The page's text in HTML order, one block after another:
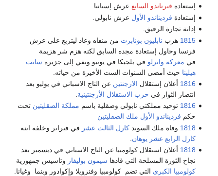
إستعادة فيرناندو السابع عرش إسبانيا
إستعادة فرديناندو الأول عرش نابولي.
إدانة تجارة الرقيق.
1815 هرب نابليون بونابرت من منفاه وعاد ليتربع على عرش
فرنسا وحاول إستعادة مجده السابق لكنه هزم شر هزيمة
في معركة واترلو في بلجيكا في يونيو ونفي إلى جزيرة سانت
هيلينا حيث أمضى السنوات الست الأخيرة من حياته.
1816 أعلان إستقلال الارجنتين عن التاج الاسباني في يوليو بعد
انتصار الثوار في حرب الاستقلال الأرجنتينية
1816 توحيد مملكتي نابولي وصقلية باسم مملكة الصقليتين تحت
حكم فرديناندو الأول ملك الصقليتين
1818 وفاة ملك السويدكارل الثالث عشر في فبراير وخلفه ابنه
كارل الرابع عشر يوهان
1818 أعلان استقلال كولومبيا عن التاج الاسباني في ديسمبر بعد
نجاح الثورة المسلحة التي قادها سيمون بوليفار وتاسيس جمهورية
كولومبيا الكبرى التي تضم كولومبيا وفنزويلا وإكوادور وبنما وغيانا.